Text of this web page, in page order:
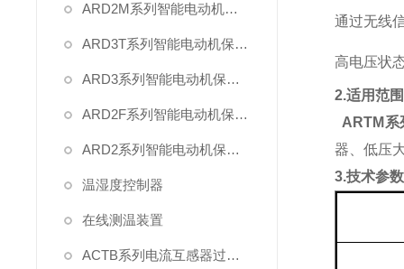
通过无线
高电压状
2.适用范围
ARTM系
器、低压
3.技术参数
ARD2M系列智能电动机保护器
ARD3T系列智能电动机保护器
ARD3系列智能电动机保护器
ARD2F系列智能电动机保护器
ARD2系列智能电动机保护器
温湿度控制器
在线测温装置
ACTB系列电流互感器过电压保护器